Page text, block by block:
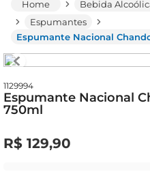
Bebida
Espumantes
Espumante Nacional
1129994
Espumante Nacional
750ml
R$ 129,90
leite
queijo
arroz